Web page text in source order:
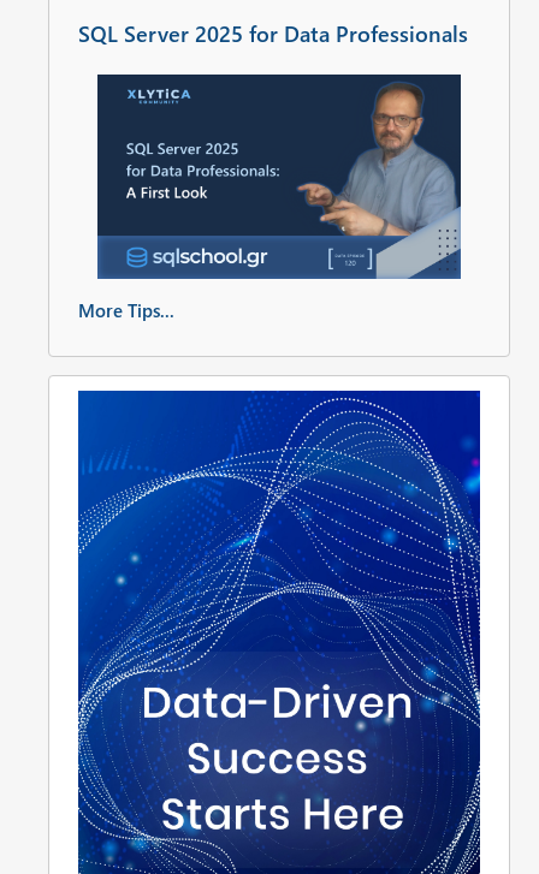
SQL Server 2025 for Data Professionals
More Tips...